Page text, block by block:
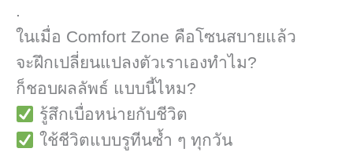
.
ในเมื่อ Comfort Zone คือโซนสบายแล้ว
จะฝึกเปลี่ยนแปลงตัวเราเองทำไม?
ก็ชอบผลลัพธ์ ​แบบนี้ไหม?
รู้สึกเบื่อหน่ายกับชีวิต
​ ใช้ชีวิตแบบรูทีนซ้ำ ๆ ทุกวัน